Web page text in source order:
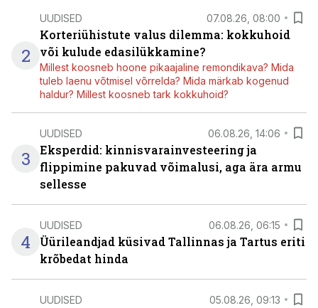
2
UUDISED 07.08.26, 08:00
Korteriühistute valus dilemma: kokkuhoid
või kulude edasilükkamine?
Millest koosneb hoone pikaajaline remondikava? Mida
tuleb laenu võtmisel võrrelda? Mida märkab kogenud
haldur? Millest koosneb tark kokkuhoid?
3
UUDISED 06.08.26, 14:06
Eksperdid: kinnisvarainvesteering ja
flippimine pakuvad võimalusi, aga ära armu
sellesse
4
UUDISED 06.08.26, 06:15
Üürileandjad küsivad Tallinnas ja Tartus eriti
krõbedat hinda
UUDISED 05.08.26, 09:13